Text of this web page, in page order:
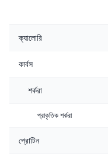
ক্যালোরি
কার্বস
শর্করা
প্রাকৃতিক শর্করা
প্রোটিন